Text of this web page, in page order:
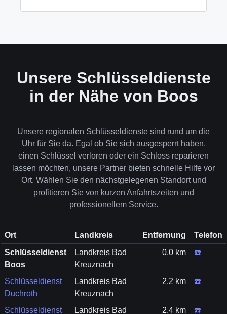
Unsere Schlüsseldienste
in der Nähe von Boos
Unsere regionalen Schlüsseldienste sind rund um die
Uhr für Sie da. Egal ob Sie sich ausgesperrt haben,
einen Schlüssel verloren oder ein Schloss reparieren
lassen möchten, unsere Partner bieten schnelle Hilfe vor
Ort. Wählen Sie den nächstgelegenen Standort und
profitieren Sie von kurzen Anfahrtszeiten und
professionellem Service.
Ort Landkreis Entfernung
Telefon
Schlüsseldienst
Boos
Landkreis Bad
Kreuznach
0.0 km ☎️
Schlüsseldienst
Duchroth
Landkreis Bad
Kreuznach
2.2 km ☎️
Schlüsseldienst
Landkreis Bad
2.4 km ☎️